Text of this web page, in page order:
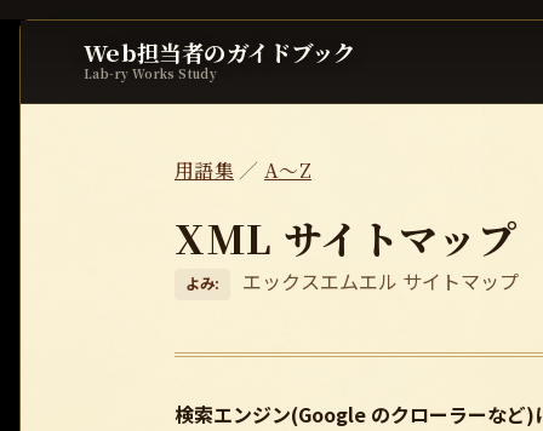
Web担当者のガイドブック
Lab-ry Works Study
用語集／ A〜Z
XML サイトマップ
よみ: エックスエムエル サイトマップ
検索エンジン(Google のクローラーなど)